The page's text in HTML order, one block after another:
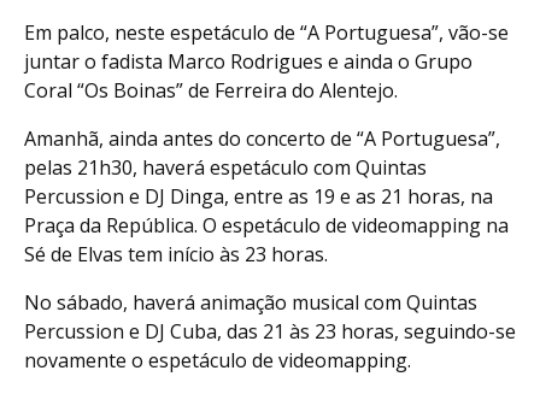
Em palco, neste espetáculo de “A Portuguesa”, vão-se
juntar o fadista Marco Rodrigues e ainda o Grupo
Coral “Os Boinas” de Ferreira do Alentejo.
Amanhã, ainda antes do concerto de “A Portuguesa”,
pelas 21h30, haverá espetáculo com Quintas
Percussion e DJ Dinga, entre as 19 e as 21 horas, na
Praça da República. O espetáculo de videomapping na
Sé de Elvas tem início às 23 horas.
No sábado, haverá animação musical com Quintas
Percussion e DJ Cuba, das 21 às 23 horas, seguindo-se
novamente o espetáculo de videomapping.